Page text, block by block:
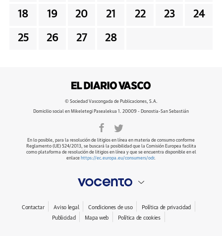
18 19 20 21 22 23 24
25 26 27 28
© Sociedad Vascongada de Publicaciones, S.A.
Domicilio social en Mikeletegi Pasealekua 1. 20009 - Donostia-San Sebastián
En lo posible, para la resolución de litigios en línea en materia de consumo conforme
Reglamento (UE) 524/2013, se buscará la posibilidad que la Comisión Europea facilita
como plataforma de resolución de litigios en línea y que se encuentra disponible en el
enlace https://ec.europa.eu/consumers/odr.
Contactar Aviso legal Condiciones de uso
Política de privacidad
Publicidad
Mapa web Política de cookies